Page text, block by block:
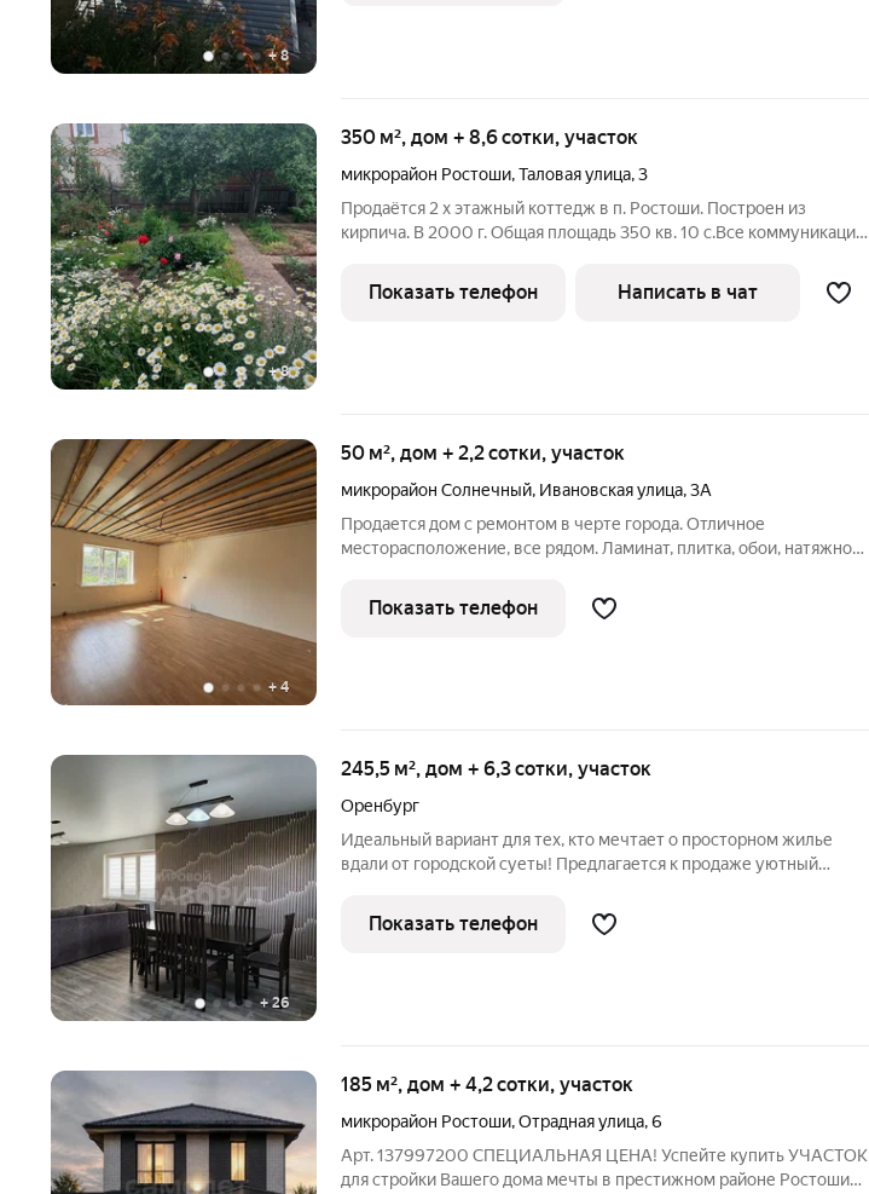
+8
+8
350 м², дом + 8,6 сотки, участок
микрорайон Ростоши,Таловая улица,3
Продаётся 2 х этажный коттедж в п. Ростоши. Построен из
кирпича. В 2000 г. Общая площадь 350 кв. 10 с.Все коммуникации
спальни . В доме 2 су. Сауна бассейном. Большой подвал. Гараж на
Показать телефон Написать в чат
+ 4
50 м², дом + 2,2 сотки, участок
микрорайон Солнечный, Ивановская улица,3А
Продается дом с ремонтом в черте города. Отличное
месторасположение, все рядом. Ламинат, плитка, обои, натяжной
дома 50 кв. Система теплый пол во всех помещениях жилого
дома. Свет подключен
Показать телефон
+26
245,5 м², дом + 6,3 сотки, участок
Оренбург
Идеальный вариант для тех, кто мечтает о просторном жилье
вдали от городской суеты! Предлагается к продаже уютный
гаражом на 2 машины в живописном районе в СНТ Виктория по
адресу: Удачи, 27.
Показать телефон
185 м², дом + 4,2 сотки, участок
микрорайон Ростоши,Отрадная улица,6
Арт. 137997200 СПЕЦИАЛЬНАЯ ЦЕНА! Успейте купить УЧАСТОК
для стройки Вашего дома мечты в престижном районе Ростоши